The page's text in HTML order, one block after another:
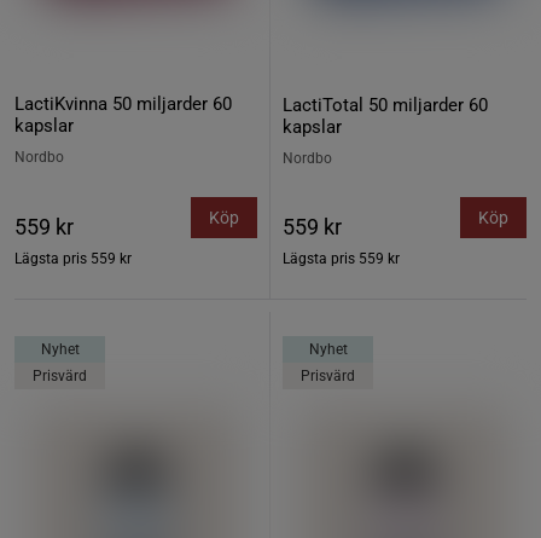
LactiKvinna 50 miljarder 60
kapslar
Nordbo
559 kr
Lägsta pris 559 kr
Köp
LactiTotal 50 miljarder 60
kapslar
Nordbo
559 kr
Lägsta pris 559 kr
Köp
Nyhet
Prisvärd
Nyhet
Prisvärd